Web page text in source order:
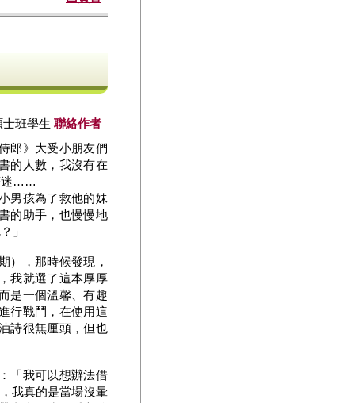
班學生 聯絡作者
郎》大受小朋友們
的人數，我沒有在
著迷……
男孩為了救他的妹
的助手，也慢慢地
」
，那時候發現，
我就選了這本厚厚
是一個溫馨、有趣
行戰鬥，在使用這
詩很無厘頭，但也
「我可以想辦法借
我真的是當場沒暈